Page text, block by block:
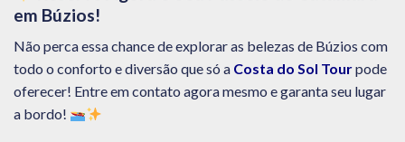
em Búzios!
Não perca essa chance de explorar as belezas de Búzios com
todo o conforto e diversão que só a Costa do Sol Tourpode
oferecer! Entre em contato agora mesmo e garanta seu lugar
a bordo!